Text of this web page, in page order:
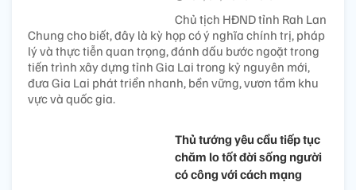
Chủ tịch HĐND tỉnh Rah Lan
Chung cho biết, đây là kỳ họp có ý nghĩa chính trị, pháp
lý và thực tiễn quan trọng, đánh dấu bước ngoặt trong
tiến trình xây dựng tỉnh Gia Lai trong kỷ nguyên mới,
đưa Gia Lai phát triển nhanh, bền vững, vươn tầm khu
vực và quốc gia.
Thủ tướng yêu cầu tiếp tục
chăm lo tốt đời sống người
có công với cách mạng